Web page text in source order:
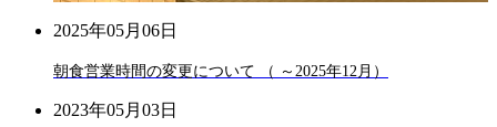
2025年05月06日
朝食営業時間の変更について （ ～2025年12月）
2023年05月03日